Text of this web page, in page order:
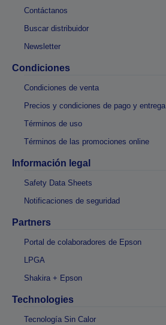
Contáctanos
Buscar distribuidor
Newsletter
Condiciones
Condiciones de venta
Precios y condiciones de pago y entrega
Términos de uso
Términos de las promociones online
Información legal
Safety Data Sheets
Notificaciones de seguridad
Partners
Portal de colaboradores de Epson
LPGA
Shakira + Epson
Technologies
Tecnología Sin Calor